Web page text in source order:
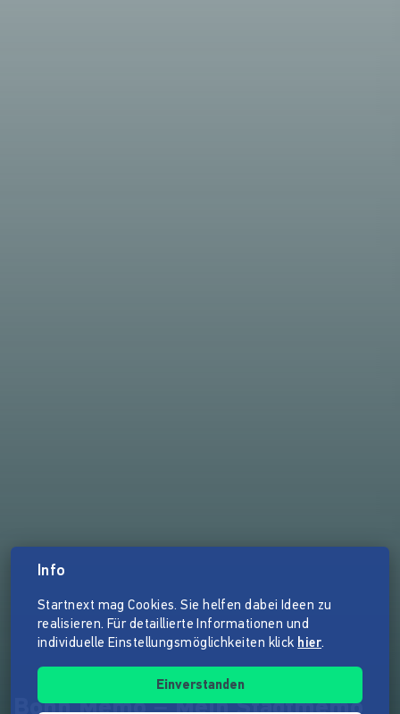
Bonn Memo – Mein Stadtmemo
Info
Startnext mag Cookies. Sie helfen dabei Ideen zu
realisieren. Für detaillierte Informationen und
individuelle Einstellungsmöglichkeiten klick hier.
Einverstanden